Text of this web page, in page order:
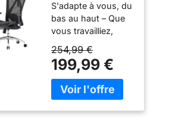
Ergonomique
en Maille,
Support
Lombaire, Noir
S'adapte à vous, du
bas au haut – Que
vous travailliez,
vous détendiez, la
chaise
ergonomique
SIHOO s'adapte à
254,99 €
199,99 €